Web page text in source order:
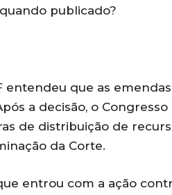
publicado?
entendeu que as
a decisão, o
de distribuição de
da Corte.
entrou com a ação